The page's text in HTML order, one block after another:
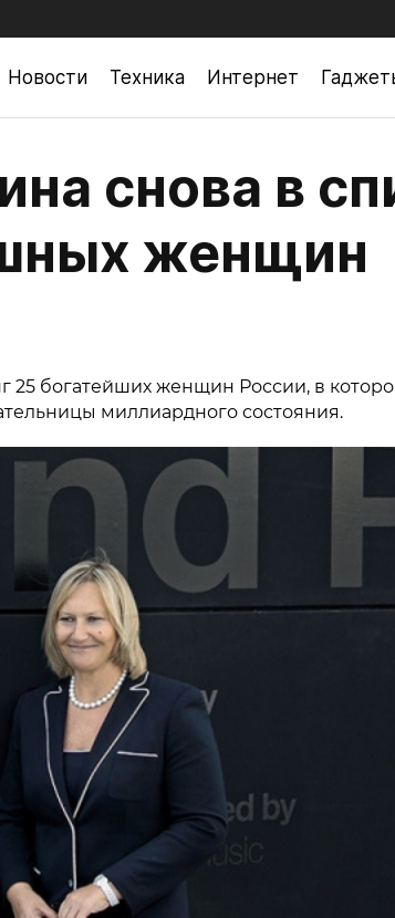
Новости Техника Интернет
снова в
женщин
25 богатейших женщин России, в
миллиардного состояния.